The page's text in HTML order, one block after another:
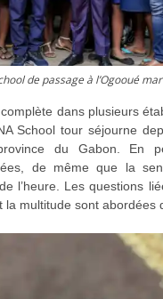
de passage à l’Ogooué
dans plusieurs
School tour séjourne
du Gabon. En
de même que la
l’heure. Les questions
la multitude sont abordées